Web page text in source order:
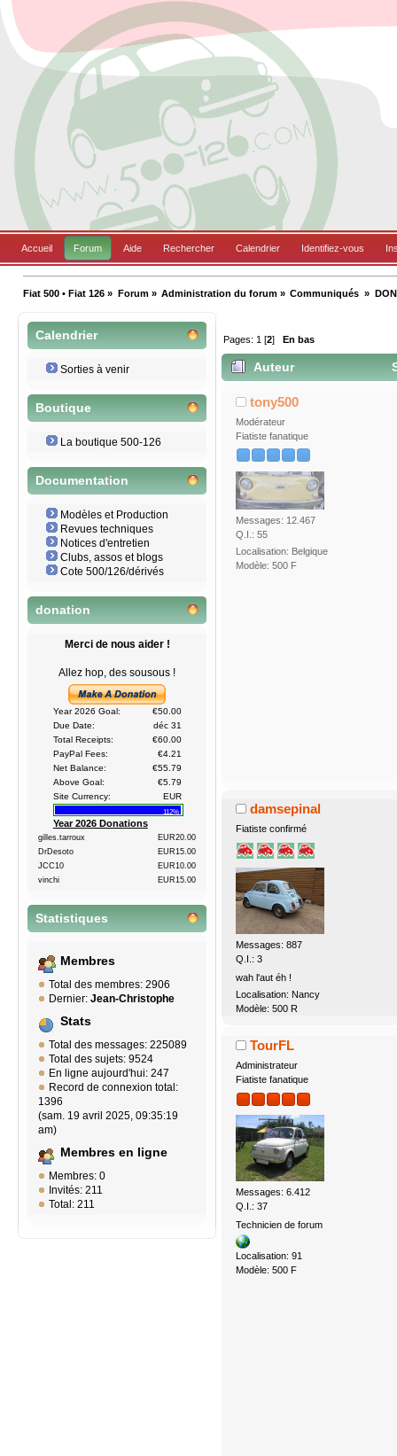
Accueil Forum Aide Rechercher Calendrier Identifiez-vous
Fiat 500 • Fiat 126 » Forum» Administration du forum» Communiqués »
Calendrier
Sorties à venir
Boutique
La boutique 500-126
Documentation
Modèles et Production
Revues techniques
Notices d'entretien
Clubs, assos et blogs
Cote 500/126/dérivés
donation
Merci de nous aider !
Allez hop, des sousous !
Year 2026 Goal:
€50.00
Due Date:
déc 31
Total Receipts:
€60.00
PayPal Fees:
€4.21
Net Balance:
€55.79
Above Goal:
€5.79
Site Currency:
EUR
112%
Year 2026 Donations
gilles.tarroux
EUR20.00
DrDesoto
EUR15.00
JCC10
EUR10.00
vinchi
EUR15.00
Statistiques
Membres
Total des membres: 2906
Dernier: Jean-Christophe
Stats
Total des messages: 225089
Total des sujets: 9524
En ligne aujourd'hui: 247
Record de connexion total:
1396
(sam. 19 avril 2025, 09:35:19
am)
Membres en ligne
Membres: 0
Invités: 211
Total: 211
Pages: 1 [2] En bas
Auteur
tony500
Modérateur
Fiatiste fanatique
Messages: 12.467
Q.I.: 55
Localisation: Belgique
Modèle: 500 F
damsepinal
Fiatiste confirmé
Messages: 887
Q.I.: 3
wah l'aut éh !
Localisation: Nancy
Modèle: 500 R
TourFL
Administrateur
Fiatiste fanatique
Messages: 6.412
Q.I.: 37
Technicien de forum
Localisation: 91
Modèle: 500 F